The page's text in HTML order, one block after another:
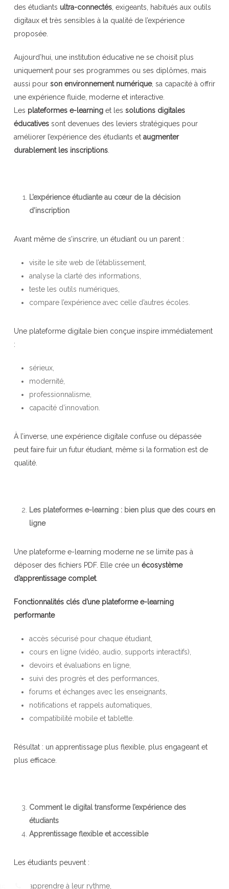
des étudiants ultra-connectés, exigeants, habitués aux outils
digitaux et très sensibles à la qualité de l’expérience
proposée.
Aujourd’hui, une institution éducative ne se choisit plus
uniquement pour ses programmes ou ses diplômes, mais
aussi pour son environnement numérique, sa capacité à offrir
une expérience fluide, moderne et interactive.
Les plateformes e-learninget les solutions digitales
éducativessont devenues des leviers stratégiques pour
améliorer l’expérience des étudiants et augmenter
durablement les inscriptions.
L’expérience étudiante au cœur de la décision
d’inscription
Avant même de s’inscrire, un étudiant ou un parent :
visite le site web de l’établissement,
analyse la clarté des informations,
teste les outils numériques,
compare l’expérience avec celle d’autres écoles.
Une plateforme digitale bien conçue inspire immédiatement
:
sérieux,
modernité,
professionnalisme,
capacité d’innovation.
À l’inverse, une expérience digitale confuse ou dépassée
peut faire fuir un futur étudiant, même si la formation est de
qualité.
Les plateformes e-learning : bien plus que des cours en
ligne
Une plateforme e-learning moderne ne se limite pas à
déposer des fichiers PDF. Elle crée un écosystème
d’apprentissage complet.
Fonctionnalités clés d’une plateforme e-learning
performante
accès sécurisé pour chaque étudiant,
cours en ligne (vidéo, audio, supports interactifs),
devoirs et évaluations en ligne,
suivi des progrès et des performances,
forums et échanges avec les enseignants,
notifications et rappels automatiques,
compatibilité mobile et tablette.
Résultat : un apprentissage plus flexible, plus engageant et
plus efficace.
Comment le digital transforme l’expérience des
étudiants
Apprentissage flexible et accessible
Les étudiants peuvent :
apprendre à leur rythme,